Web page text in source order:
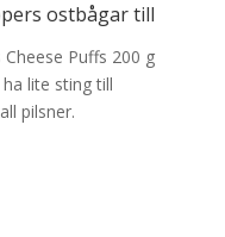
ostbågar till
Puffs 200 g
lite sting till
pilsner.